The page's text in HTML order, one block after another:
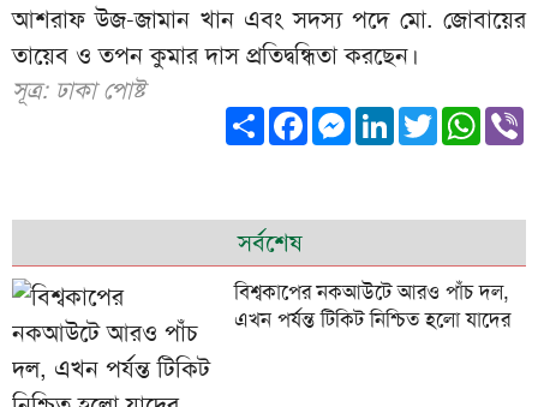
আশরাফ উজ-জামান খান এবং সদস্য পদে মো. জোবায়ের
তায়েব ও তপন কুমার দাস প্রতিদ্বন্ধিতা করছেন।
সূত্র: ঢাকা পোষ্ট
ShareFacebook
Messenger
LinkedIn
Twitter
সর্বশেষ
বিশ্বকাপের নকআউটে আরও পাঁচ দল,
এখন পর্যন্ত টিকিট নিশ্চিত হলো যাদের